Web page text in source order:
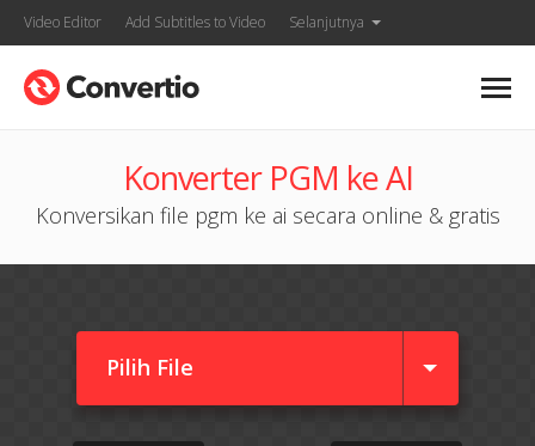
Video Editor Add Subtitles to Video Selanjutnya
Konverter PGM ke AI
Konversikan file pgm ke ai secara online & gratis
Pilih File